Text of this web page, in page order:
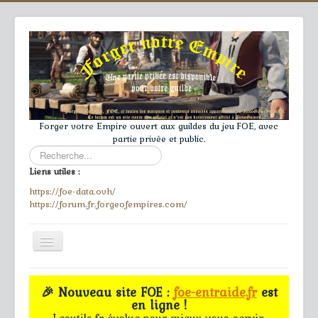
Forger votre Empire ouvert aux guildes du jeu FOE, avec
partie privée et public.
Rechercher
Liens utiles :
https://foe-data.ovh/
https://forum.fr.forgeofempires.com/
Toggle
Navigation
≡
Accueil
🎉 Nouveau site FOE :foe-entraide.frest
en ligne !